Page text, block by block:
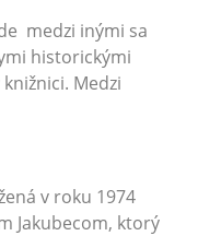
medzi inými sa
historickými
Medzi
v roku 1974
Jakubecom, ktorý